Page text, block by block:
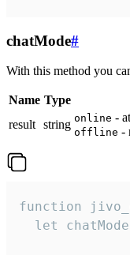
chatMode#
With this method you
Name Type
result string online -
offline -
function
let